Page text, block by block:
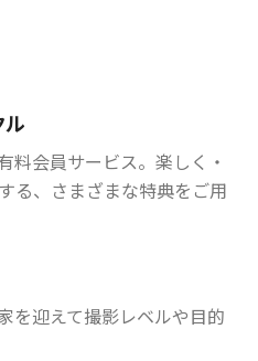
料会員サービス。楽しく・
る、さまざまな特典をご用
を迎えて撮影レベルや目的